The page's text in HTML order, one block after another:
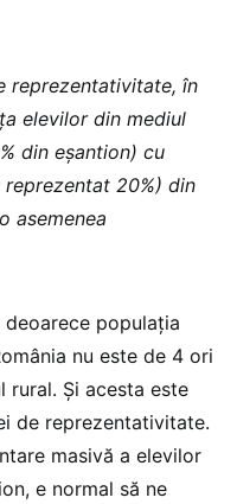
reprezentativitate, în
elevilor din mediul
din eșantion) cu
20%) din
asemenea
deoarece populația
nu este de 4 ori
rural. Și acesta este
de reprezentativitate.
masivă a elevilor
e normal să ne